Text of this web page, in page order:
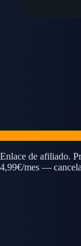
Enlace de afiliado.
4,99€/mes —